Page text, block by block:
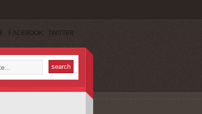
FACEBOOK TWITTER